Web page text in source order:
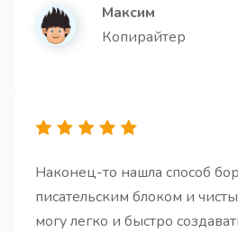
Создайте мощное заключение,
читателя к действию.
Готовая статья
Про
Создайте полностью готовую
статью на основе заголовка и
Максим
Копирайтер
Наконец-то нашла способ
писательским блоком и
могу легко и быстро